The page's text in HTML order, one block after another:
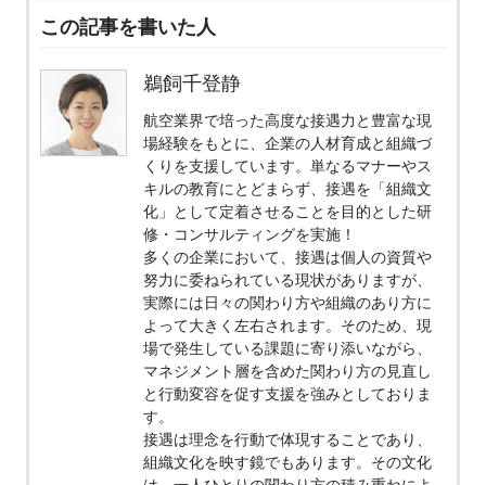
この記事を書いた人
鵜飼千登静
航空業界で培った高度な接遇力と豊富な現
場経験をもとに、企業の人材育成と組織づ
くりを支援しています。単なるマナーやス
キルの教育にとどまらず、接遇を「組織文
化」として定着させることを目的とした研
修・コンサルティングを実施！
多くの企業において、接遇は個人の資質や
努力に委ねられている現状がありますが、
実際には日々の関わり方や組織のあり方に
よって大きく左右されます。そのため、現
場で発生している課題に寄り添いながら、
マネジメント層を含めた関わり方の見直し
と行動変容を促す支援を強みとしておりま
す。
接遇は理念を行動で体現することであり、
組織文化を映す鏡でもあります。その文化